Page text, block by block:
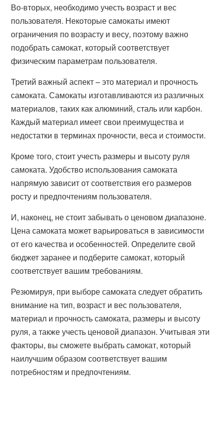
Во-вторых, необходимо учесть возраст и вес
пользователя. Некоторые самокаты имеют
ограничения по возрасту и весу, поэтому важно
подобрать самокат, который соответствует
физическим параметрам пользователя.
Третий важный аспект – это материал и прочность
самоката. Самокаты изготавливаются из различных
материалов, таких как алюминий, сталь или карбон.
Каждый материал имеет свои преимущества и
недостатки в терминах прочности, веса и стоимости.
Кроме того, стоит учесть размеры и высоту руля
самоката. Удобство использования самоката
напрямую зависит от соответствия его размеров
росту и предпочтениям пользователя.
И, наконец, не стоит забывать о ценовом диапазоне.
Цена самоката может варьироваться в зависимости
от его качества и особенностей. Определите свой
бюджет заранее и подберите самокат, который
соответствует вашим требованиям.
Резюмируя, при выборе самоката следует обратить
внимание на тип, возраст и вес пользователя,
материал и прочность самоката, размеры и высоту
руля, а также учесть ценовой диапазон. Учитывая эти
факторы, вы сможете выбрать самокат, который
наилучшим образом соответствует вашим
потребностям и предпочтениям.